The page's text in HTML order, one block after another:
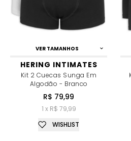
VER TAMANHOS
HERING INTIMATES
Kit 2 Cuecas Sunga Em
Algodão - Branco
R$ 79,99
1 x R$ 79,99
WISHLIST